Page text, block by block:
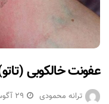
عفونت خالکوبی
ترانه محمودی 29 آگوست 2021